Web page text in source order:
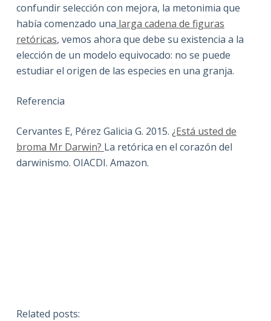
confundir selección con mejora, la metonimia que
había comenzado una larga cadena de figuras
retóricas, vemos ahora que debe su existencia a la
elección de un modelo equivocado: no se puede
estudiar el origen de las especies en una granja.
Referencia
Cervantes E, Pérez Galicia G. 2015. ¿Está usted de
broma Mr Darwin? La retórica en el corazón del
darwinismo. OIACDI. Amazon.
Related posts: